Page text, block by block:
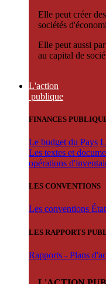
Elle peut créer
sociétés
Elle peut aussi
au capital de
L'action
publique
FINANCES
Le budget du Pays
Les textes et
opérations
LES CONVENTIONS
Les conventions
LES RAPPORTS
Rapports - Plans